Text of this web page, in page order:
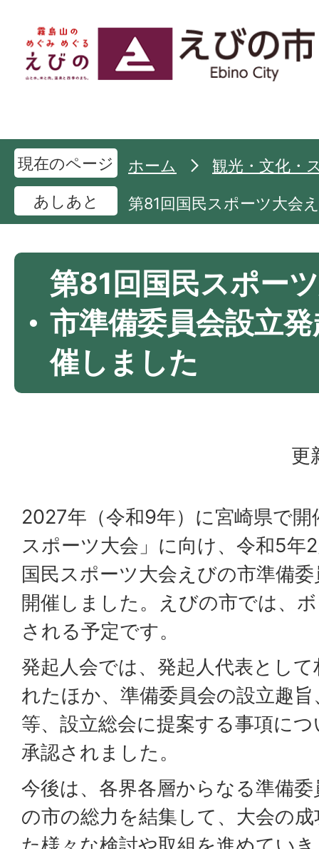
現在のページ ホーム
観光・文化・
あしあと
第81回国民スポーツ大会
第81回国民スポー
市準備委員会設立
催しました
更
2027年（令和9年）に宮崎県で
スポーツ大会」に向け、令和5年
国民スポーツ大会えびの市準備
開催しました。えびの市では、
される予定です。
発起人会では、発起人代表とし
れたほか、準備委員会の設立趣
等、設立総会に提案する事項に
承認されました。
今後は、各界各層からなる準備
の市の総力を結集して、大会の